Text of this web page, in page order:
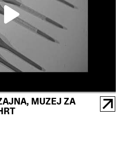
MUZEJ ZA